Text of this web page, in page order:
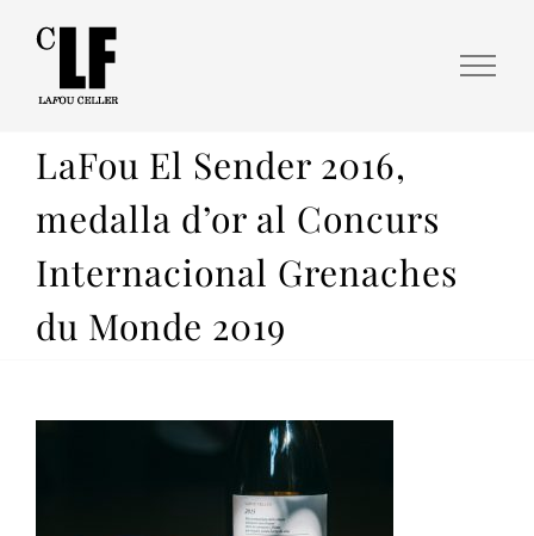
LaFou El Sender 2016,
medalla d’or al Concurs
Internacional Grenaches
du Monde 2019